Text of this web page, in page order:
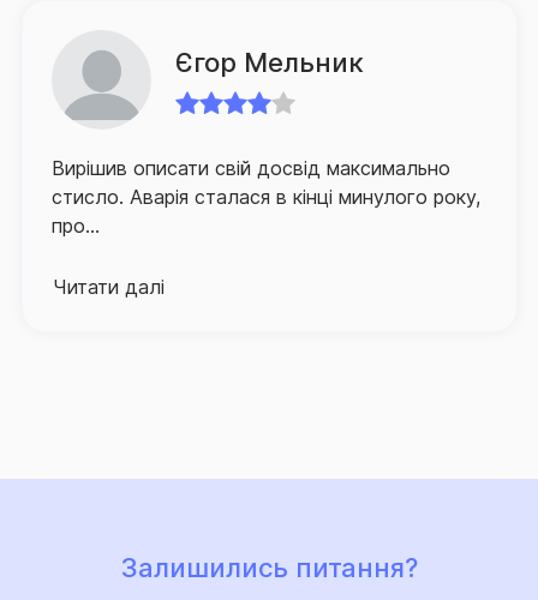
Єгор Мельник
Вирішив описати свій досвід максимально
стисло. Аварія сталася в кінці минулого року,
про...
Читати далі
Залишились питання?